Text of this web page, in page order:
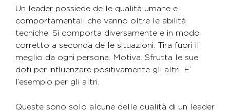
Un leader possiede delle qualità umane e
comportamentali che vanno oltre le abilità
tecniche. Si comporta diversamente e in modo
corretto a seconda delle situazioni. Tira fuori il
meglio da ogni persona. Motiva. Sfrutta le sue
doti per influenzare positivamente gli altri. E’
l’esempio per gli altri.
Queste sono solo alcune delle qualità di un leader